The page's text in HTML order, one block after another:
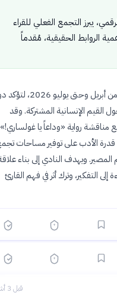
التجمع الفعلي للقراء
الحقيقية، مُقدماً
تأتي هذه المبادرة التي امتدت لأربعة أشهر، من أبريل وحتى يوليو 2026، لتؤكد دور
الإنسانية المشتركة. وقد
في 24 يوليو 2026 مع مناقشة رواية «وداعاً يا غولساري!»
الأدب على توفير مساحات تجمع
ويهدف النادي إلى بناء علاقة
وترك أثر في فهم القارئ؟
والثقافي وسقوط